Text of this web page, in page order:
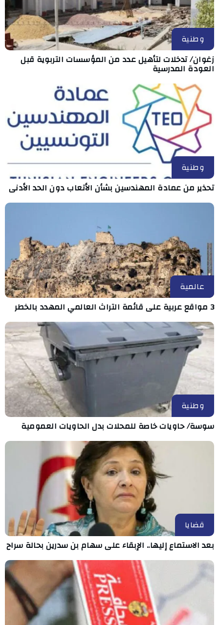
وطنية
زغوان/ تدخلات لتأهيل عدد من المؤسسات التربوية قبل
العودة المدرسية
وطنية
تحذير من عمادة المهندسين بشأن الأتعاب دون الحد الأدنى
عالمية
3 مواقع عربية على قائمة التراث العالمي المهدد بالخطر
وطنية
سوسة/ حاويات خاصة للمحلات بدل الحاويات العمومية
قضايا
بعد الاستماع إليها.. الإبقاء على سهام بن سدرين بحالة سراح